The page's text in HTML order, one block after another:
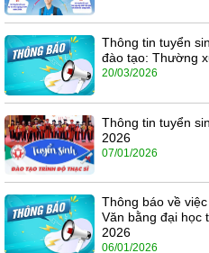
Thông tin tuyển
đào tạo: Thường
20/03/2026
Thông tin tuyển
2026
07/01/2026
Thông báo về
Văn bằng đại học
2026
06/01/2026